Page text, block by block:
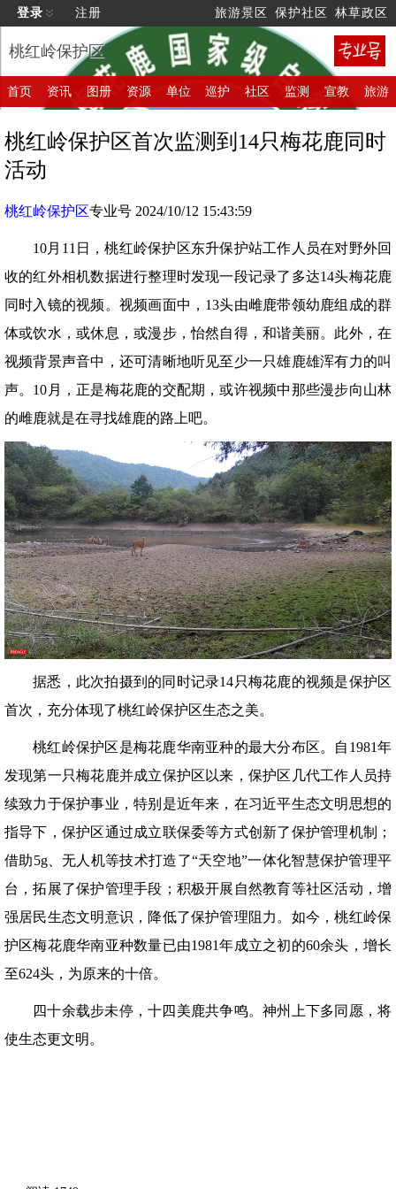
登录 注册 旅游景区 保护社区 林草政区
桃红岭保护区
首页 资讯 图册 资源 单位 巡护 社区 监测 宣教 旅游
桃红岭保护区首次监测到14只梅花鹿同时
活动
桃红岭保护区专业号 2024/10/12 15:43:59
10月11日，桃红岭保护区东升保护站工作人员在对野外回
收的红外相机数据进行整理时发现一段记录了多达14头梅花鹿
同时入镜的视频。视频画面中，13头由雌鹿带领幼鹿组成的群
体或饮水，或休息，或漫步，怡然自得，和谐美丽。此外，在
视频背景声音中，还可清晰地听见至少一只雄鹿雄浑有力的叫
声。10月，正是梅花鹿的交配期，或许视频中那些漫步向山林
的雌鹿就是在寻找雄鹿的路上吧。
据悉，此次拍摄到的同时记录14只梅花鹿的视频是保护区
首次，充分体现了桃红岭保护区生态之美。
桃红岭保护区是梅花鹿华南亚种的最大分布区。自1981年
发现第一只梅花鹿并成立保护区以来，保护区几代工作人员持
续致力于保护事业，特别是近年来，在习近平生态文明思想的
指导下，保护区通过成立联保委等方式创新了保护管理机制；
借助5g、无人机等技术打造了“天空地”一体化智慧保护管理平
台，拓展了保护管理手段；积极开展自然教育等社区活动，增
强居民生态文明意识，降低了保护管理阻力。如今，桃红岭保
护区梅花鹿华南亚种数量已由1981年成立之初的60余头，增长
至624头，为原来的十倍。
四十余载步未停，十四美鹿共争鸣。神州上下多同愿，将
使生态更文明。